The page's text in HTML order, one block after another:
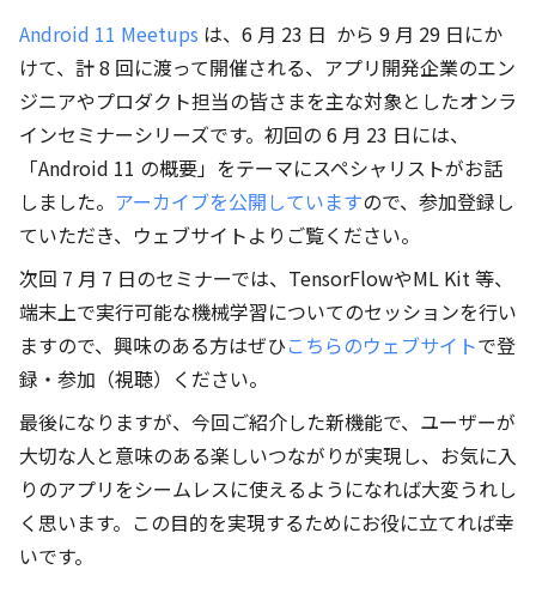
Android 11 Meetups は、6 月 23 日 から 9 月 29 日にか
けて、計 8 回に渡って開催される、アプリ開発企業のエン
ジニアやプロダクト担当の皆さまを主な対象としたオンラ
インセミナーシリーズです。初回の 6 月 23 日には、
「Android 11 の概要」をテーマにスペシャリストがお話
しました。 アーカイブを公開していますので、参加登録し
ていただき、ウェブサイトよりご覧ください。
次回 7 月 7 日のセミナーでは、TensorFlowやML Kit 等、
端末上で実行可能な機械学習についてのセッションを行い
ますので、興味のある方はぜひこちらのウェブサイトで登
録・参加（視聴）ください。
最後になりますが、今回ご紹介した新機能で、ユーザーが
大切な人と意味のある楽しいつながりが実現し、お気に入
りのアプリをシームレスに使えるようになれば大変うれし
く思います。この目的を実現するためにお役に立てれば幸
いです。